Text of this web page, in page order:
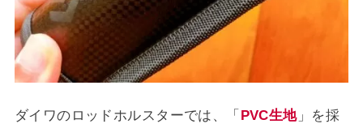
ダイワのロッドホルスターでは、「 PVC生地」を採